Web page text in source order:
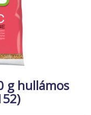
g hullámos